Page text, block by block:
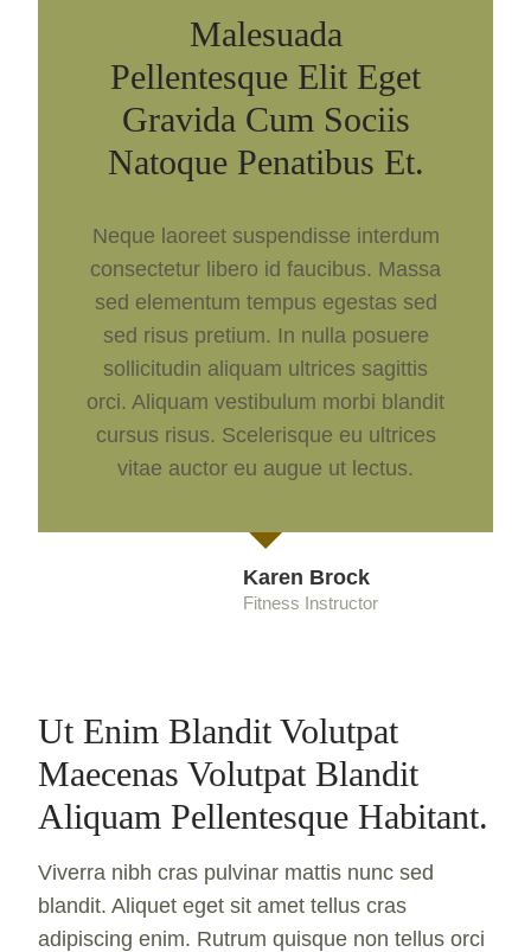
Malesuada
Pellentesque Elit Eget
Gravida Cum Sociis
Natoque Penatibus Et.
Neque laoreet suspendisse interdum
consectetur libero id faucibus. Massa
sed elementum tempus egestas sed
sed risus pretium. In nulla posuere
sollicitudin aliquam ultrices sagittis
orci. Aliquam vestibulum morbi blandit
cursus risus. Scelerisque eu ultrices
vitae auctor eu augue ut lectus.
Karen Brock
Fitness Instructor
Ut Enim Blandit Volutpat
Maecenas Volutpat Blandit
Aliquam Pellentesque Habitant.
Viverra nibh cras pulvinar mattis nunc sed
blandit. Aliquet eget sit amet tellus cras
adipiscing enim. Rutrum quisque non tellus orci